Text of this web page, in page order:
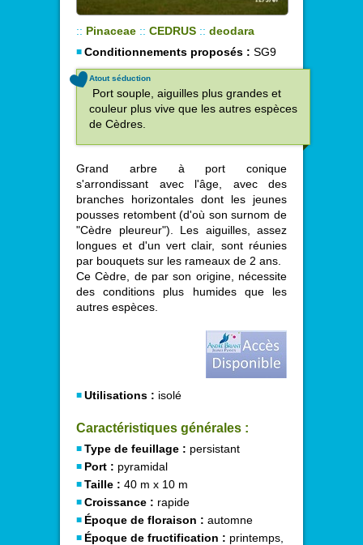
:: Pinaceae :: CEDRUS :: deodara
Conditionnements proposés : SG9
Atout séduction
Port souple, aiguilles plus grandes et
couleur plus vive que les autres espèces
de Cèdres.
Grand arbre à port conique
s'arrondissant avec l'âge, avec des
branches horizontales dont les jeunes
pousses retombent (d'où son surnom de
"Cèdre pleureur"). Les aiguilles, assez
longues et d'un vert clair, sont réunies
par bouquets sur les rameaux de 2 ans.
Ce Cèdre, de par son origine, nécessite
des conditions plus humides que les
autres espèces.
Utilisations : isolé
Caractéristiques générales :
Type de feuillage : persistant
Port : pyramidal
Taille : 40 m x 10 m
Croissance : rapide
Époque de floraison : automne
Époque de fructification : printemps,